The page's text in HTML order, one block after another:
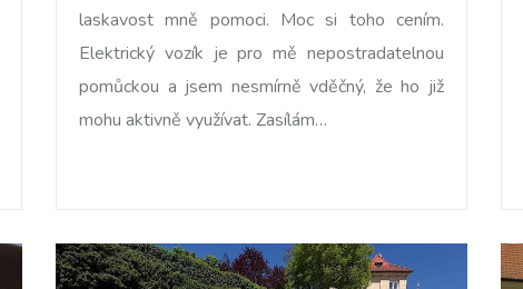
laskavost mně pomoci. Moc si toho cením.
Elektrický vozík je pro mě nepostradatelnou
pomůckou a jsem nesmírně vděčný, že ho již
mohu aktivně využívat. Zasílám…